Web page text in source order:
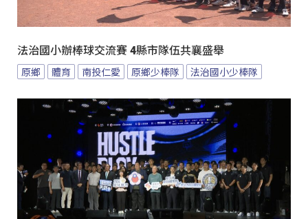
法治國小辦棒球交流賽 4縣市隊伍共襄盛舉
原鄉 體育 南投仁愛 原鄉少棒隊 法治國小少棒隊